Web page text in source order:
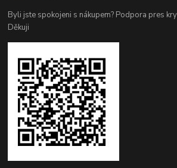
Byli jste spokojeni s nákupem? Podpora pres
Děkuji